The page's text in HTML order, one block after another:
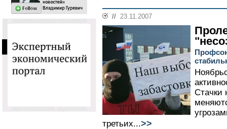
// 23.11.2007
Стачки
третьих...>>